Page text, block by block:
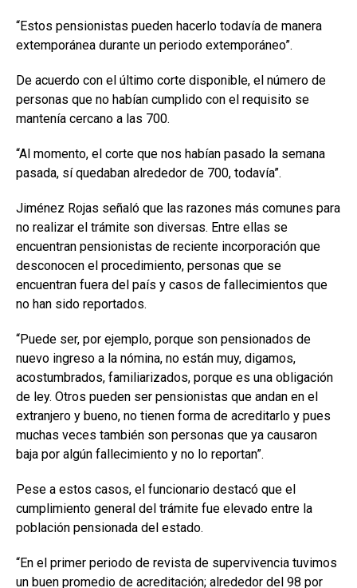
“Estos pensionistas pueden hacerlo todavía de manera
extemporánea durante un periodo extemporáneo”.
De acuerdo con el último corte disponible, el número de
personas que no habían cumplido con el requisito se
mantenía cercano a las 700.
“Al momento, el corte que nos habían pasado la semana
pasada, sí quedaban alrededor de 700, todavía”.
Jiménez Rojas señaló que las razones más comunes para
no realizar el trámite son diversas. Entre ellas se
encuentran pensionistas de reciente incorporación que
desconocen el procedimiento, personas que se
encuentran fuera del país y casos de fallecimientos que
no han sido reportados.
“Puede ser, por ejemplo, porque son pensionados de
nuevo ingreso a la nómina, no están muy, digamos,
acostumbrados, familiarizados, porque es una obligación
de ley. Otros pueden ser pensionistas que andan en el
extranjero y bueno, no tienen forma de acreditarlo y pues
muchas veces también son personas que ya causaron
baja por algún fallecimiento y no lo reportan”.
Pese a estos casos, el funcionario destacó que el
cumplimiento general del trámite fue elevado entre la
población pensionada del estado.
“En el primer periodo de revista de supervivencia tuvimos
un buen promedio de acreditación; alrededor del 98 por